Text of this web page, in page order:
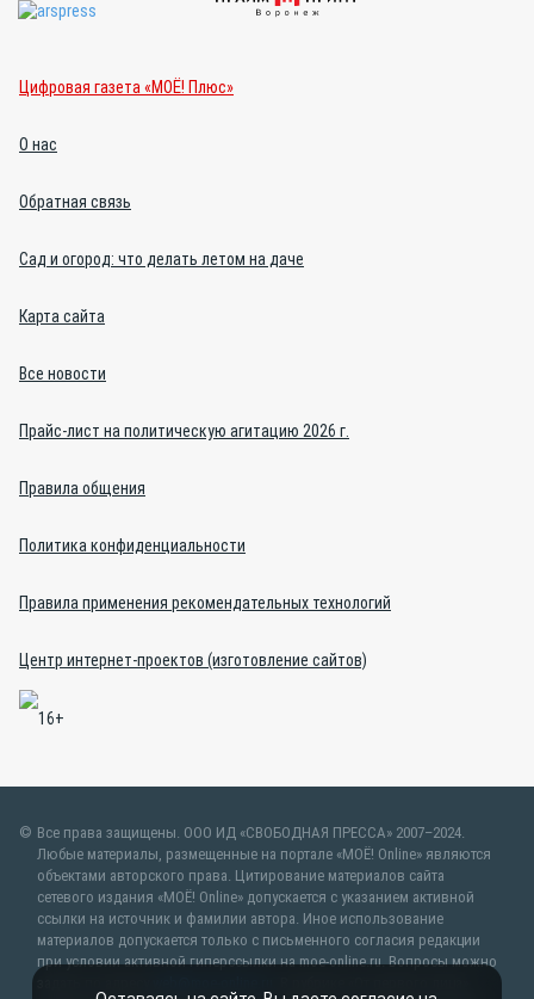
Цифровая газета «МОЁ! Плюс»
О нас
Обратная связь
Сад и огород: что делать летом на даче
Карта сайта
Все новости
Прайс-лист на политическую агитацию 2026 г.
Правила общения
Политика конфиденциальности
Правила применения рекомендательных технологий
Центр интернет-проектов (изготовление сайтов)
Все права защищены. ООО ИД «СВОБОДНАЯ ПРЕССА» 2007–2024.
Любые материалы, размещенные на портале «МОЁ! Online» являются
объектами авторского права. Цитирование материалов сайта
сетевого издания «МОЁ! Online» допускается с указанием активной
ссылки на источник и фамилии автора. Иное использование
материалов допускается только с письменного согласия редакции
при условии активной гиперссылки на moe-online.ru. Вопросы можно